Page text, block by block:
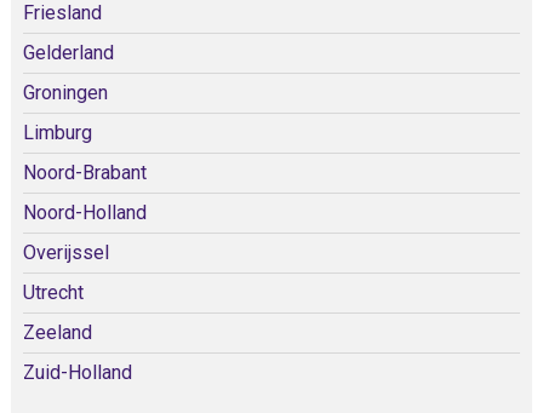
Friesland
Gelderland
Groningen
Limburg
Noord-Brabant
Noord-Holland
Overijssel
Utrecht
Zeeland
Zuid-Holland